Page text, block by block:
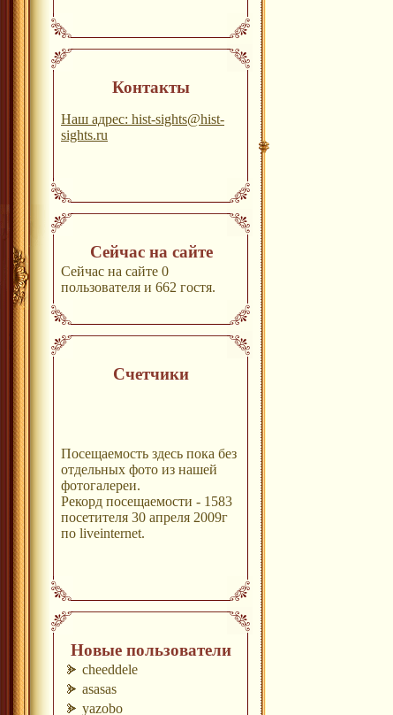
Контакты
Наш адрес: hist-sights@hist-
sights.ru
Сейчас на сайте
Сейчас на сайте 0
пользователя и 662 гостя.
Счетчики
Посещаемость здесь пока без
отдельных фото из нашей
фотогалереи.
Рекорд посещаемости - 1583
посетителя 30 апреля 2009г
по liveinternet.
Новые пользователи
cheeddele
asasas
yazobo